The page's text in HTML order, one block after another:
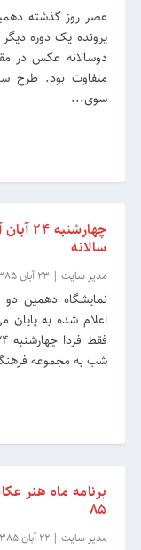
عصر روز گذشته
پرونده یک دوره
دوسالانه ‏عکس در
متفاوت بود. طرح
سوی...
سالانه
مدیر سایت | 23 آبان 1385
نمایشگاه دهمین دو
اعلام شده به پایان
شب به مجموعه
85
مدیر سایت |22 آبان 1385